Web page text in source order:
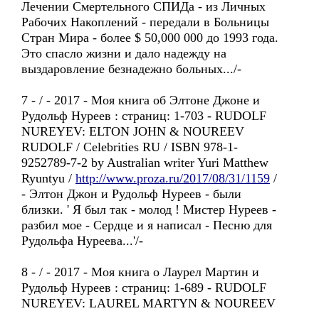
Лечении Смертельного СПИДа - из Личных
Рабочих Накоплений - передали в Больницы
Стран Мира - более $ 50,000 000 до 1993 года.
Это спасло жизни и дало надежду на
выздаровление безнадежно больных.../-
7 - / - 2017 - Моя книга об Элтоне Джоне и
Рудольф Нуреев : страниц: 1-703 - RUDOLF
NUREYEV: ELTON JOHN & NOUREEV
RUDOLF / Celebrities RU / ISBN 978-1-
9252789-7-2 by Australian writer Yuri Matthew
Ryuntyu / http://www.proza.ru/2017/08/31/1159 /
- Элтон Джон и Рудольф Нуреев - были
близки. ' Я был так - молод ! Мистер Нуреев -
разбил мое - Сердце и я написал - Песню для
Рудольфа Нуреева...'/-
8 - / - 2017 - Моя книга о Лаурел Мартин и
Рудольф Нуреев : страниц: 1-689 - RUDOLF
NUREYEV: LAUREL MARTYN & NOUREEV